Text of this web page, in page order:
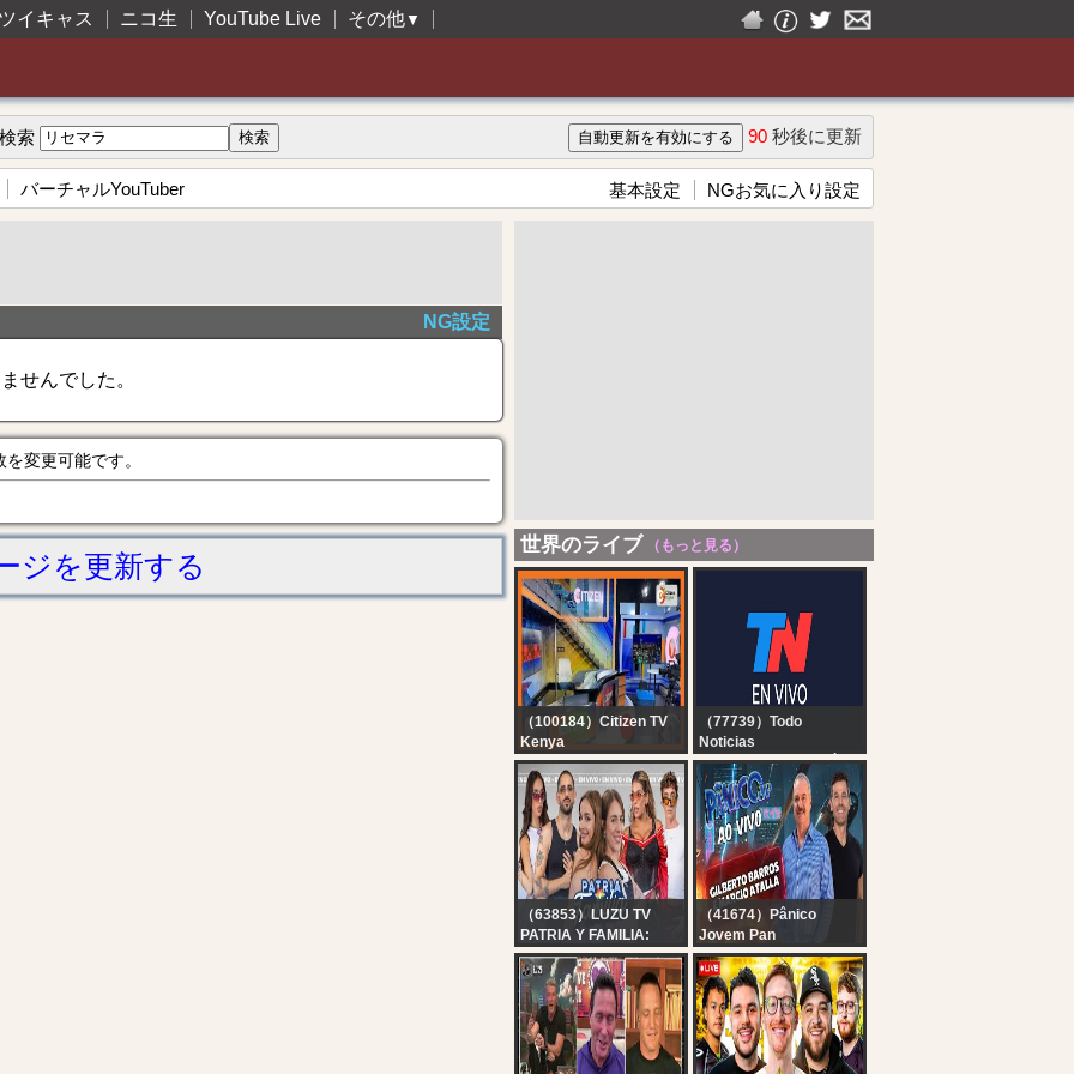
イキャス ニコ生 YouTube Live その他▼
検索 90 秒後に更新
バーチャルYouTuber 基本設定 NGお気に入り設定
NG設定
せんでした。
変更可能です。
ジを更新する
世界のライブ （もっと見る）
（100184）Citizen TV
Kenya
Citizen TV Live:
（77739）Todo
Noticias
TN EN VIVO - SEGUÍ LA
TRANSMISIÓN EN VIVO
DE TODO NOTICIAS
（63853）LUZU TV
PATRIA Y FAMILIA:
FEDE, LUCAS, ANITA,
JULI, BRENDA
ASNICAR Y LAURA
ESQUIVEL
（41674）Pânico
Jovem Pan
GILBERTO BARROS E
MARCIO ATALLA AO
VIVO | PÂNICO -
07/08/26